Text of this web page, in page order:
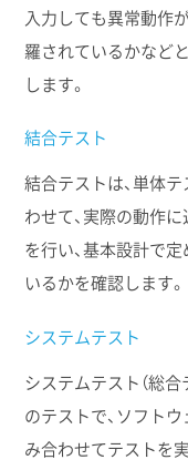
入力しても異常動作
羅されているかなど
します。
結合テスト
結合テストは、単体
わせて、実際の動作
を行い、基本設計で
いるかを確認します。
システムテスト
システムテスト（総
のテストで、ソフト
み合わせてテストを